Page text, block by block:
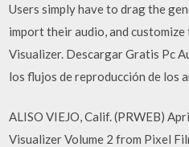
Users simply have to drag the
import their audio, and
Visualizer. Descargar Gratis Pc
los flujos de reproducción de los
ALISO VIEJO, Calif. (PRWEB)
Visualizer Volume 2 from Pixel